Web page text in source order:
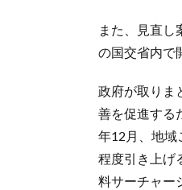
また、見直し
の国交省内で
政府が取りま
善を促進する
年12月、地域
程度引き上げ
料サーチャー